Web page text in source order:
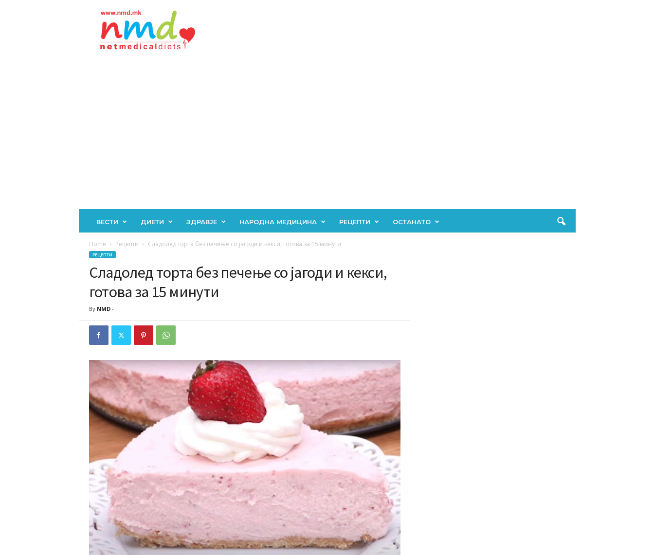
ВЕСТИ ДИЕТИ ЗДРАВЈЕ НАРОДНА МЕДИЦИНА РЕЦЕПТИ ОСТАНАТО
Home Рецепти Сладолед торта без печење со јагоди и кекси, готова за 15 минути
РЕЦЕПТИ
Сладолед торта без печење со јагоди и кекси,
готова за 15 минути
By NMD-